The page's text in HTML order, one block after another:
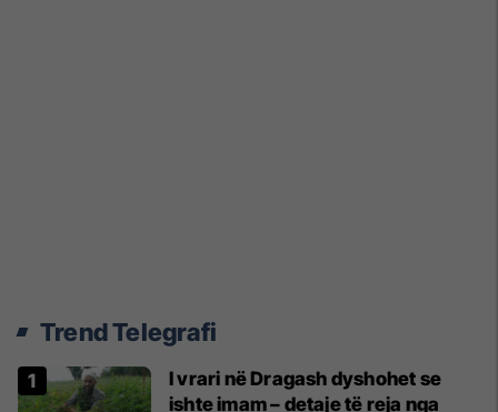
Trend Telegrafi
​I vrari në Dragash dyshohet se
ishte imam – detaje të reja nga